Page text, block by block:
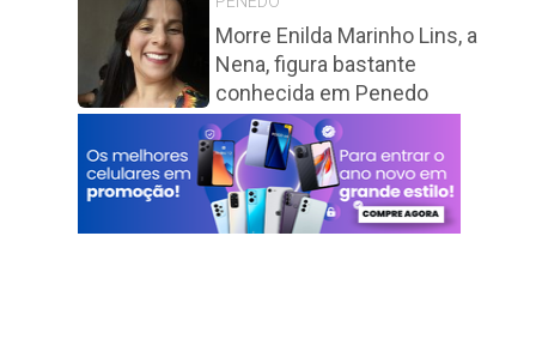
Morre Enilda Marinho Lins, a
Nena, figura bastante
conhecida em Penedo